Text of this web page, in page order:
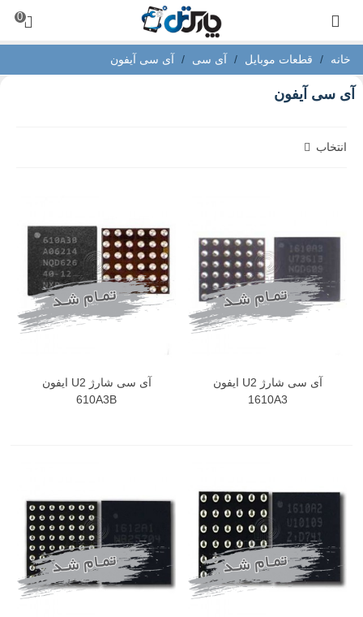
0
خانه / قطعات موبایل / آی سی / آی سی آیفون
آی سی آیفون
انتخاب
آی سی شارژ U2 ایفون
1610A3
آی سی شارژ U2 ایفون
610A3B